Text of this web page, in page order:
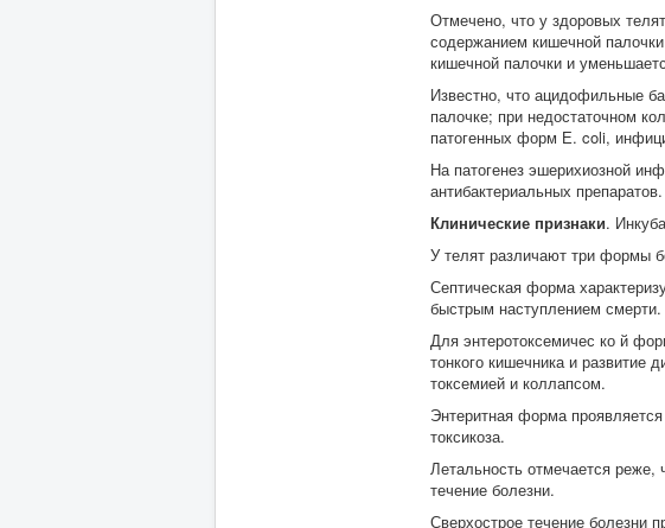
Отмечено, что у здоровых
содержанием кишечной
кишечной палочки и
Известно, что ацидофильные
палочке; при недостаточном
патогенных форм Е. coli,
На патогенез эшерихиозной
антибактериальных препаратов.
Клинические признаки.
У телят различают три формы
Септическая форма
быстрым наступлением смерти.
Для энтеротоксемичес ко й
тонкого кишечника и развитие
токсемией и коллапсом.
Энтеритная форма
токсикоза.
Летальность отмечается
течение болезни.
Сверхострое течение болезни